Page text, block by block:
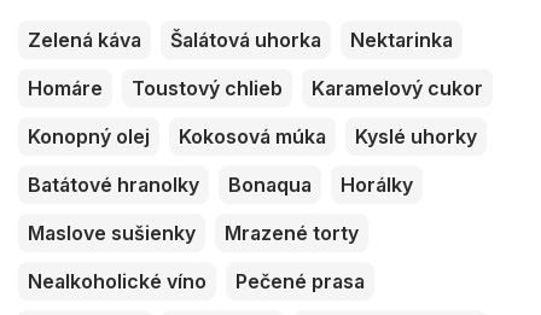
Zelená káva Šalátová uhorka
Nektarinka
Homáre
Toustový chlieb
Karamelový cukor
Konopný olej
Kokosová múka
Kyslé uhorky
Batátové hranolky
Bonaqua
Horálky
Maslove sušienky
Mrazené torty
Nealkoholické víno
Pečené prasa